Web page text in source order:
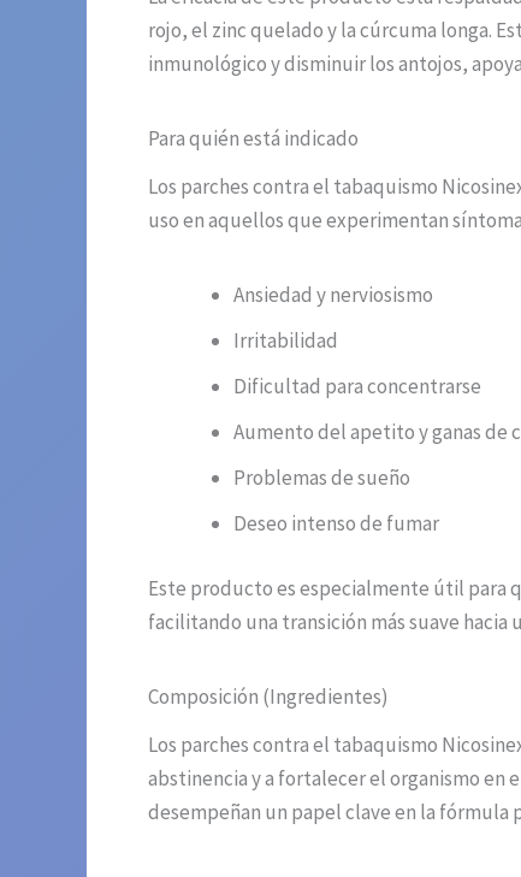
rojo, el zinc quelado y la cúrcuma longa.
inmunológico y disminuir los antojos,
Para quién está indicado
Los parches contra el tabaquismo
uso en aquellos que experimentan
Ansiedad y nerviosismo
Irritabilidad
Dificultad para concentrarse
Aumento del apetito y ganas de
Problemas de sueño
Deseo intenso de fumar
Este producto es especialmente útil para
facilitando una transición más suave hacia
Composición (Ingredientes)
Los parches contra el tabaquismo
abstinencia y a fortalecer el organismo en
desempeñan un papel clave en la fórmula